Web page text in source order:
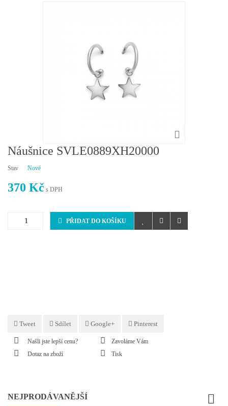
Náušnice SVLE0889XH20000
Stav Nové
370 Kč s DPH
PŘIDAT DO KOŠÍKU
Tweet Sdílet Google+ Pinterest
Našli jste lepší cenu?
Zavoláme Vám
Dotaz na zboží
Tisk
NEJPRODÁVANĚJŠÍ